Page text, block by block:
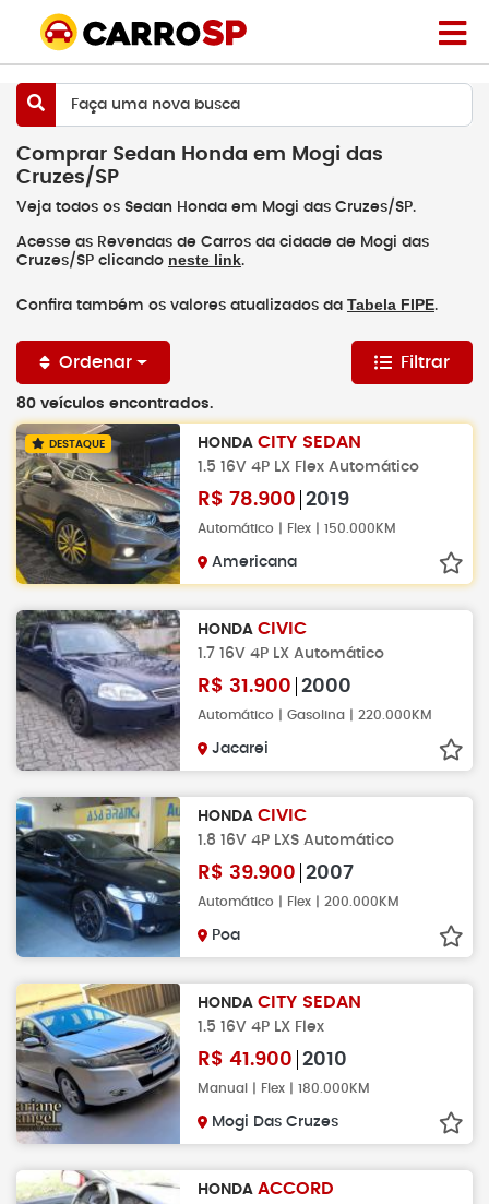
Faça uma nova busca
Comprar Sedan Honda em Mogi das
Cruzes/SP
Veja todos os Sedan Honda em Mogi das Cruzes/SP.
Acesse as Revendas de Carros da cidade de Mogi das
Cruzes/SP clicando neste link.
Confira também os valores atualizados da Tabela FIPE.
Ordenar Filtrar
80 veículos encontrados.
DESTAQUE HONDA CITY SEDAN
1.5 16V 4P LX Flex Automático
R$ 78.900 2019
Automático | Flex | 150.000KM
Americana
HONDA CIVIC
1.7 16V 4P LX Automático
R$ 31.900 2000
Automático | Gasolina | 220.000KM
Jacarei
HONDA CIVIC
1.8 16V 4P LXS Automático
R$ 39.900 2007
Automático | Flex | 200.000KM
Poa
HONDA CITY SEDAN
1.5 16V 4P LX Flex
R$ 41.900 2010
Manual | Flex | 180.000KM
Mogi Das Cruzes
HONDA ACCORD